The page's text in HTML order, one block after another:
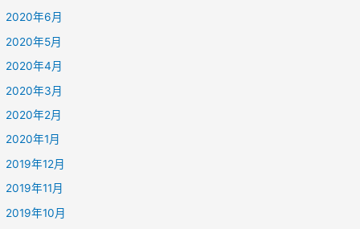
2020年6月
2020年5月
2020年4月
2020年3月
2020年2月
2020年1月
2019年12月
2019年11月
2019年10月